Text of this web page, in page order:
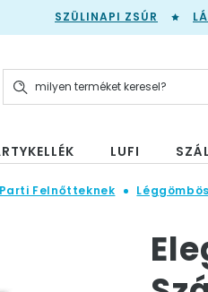
SZÜLINAPI ZSÚR
LUFI
Felnőtteknek